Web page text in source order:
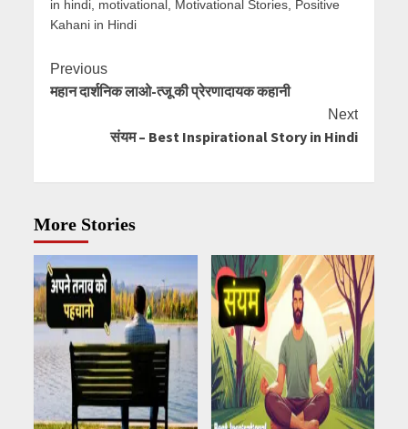
in hindi motivational Motivational Stories
Positive
Kahani in Hindi
Continue
Reading
Previous
महान दार्शनिक लाओ-त्जू की प्रेरणादायक कहानी
Next
संयम – Best Inspirational Story in Hindi
More Stories